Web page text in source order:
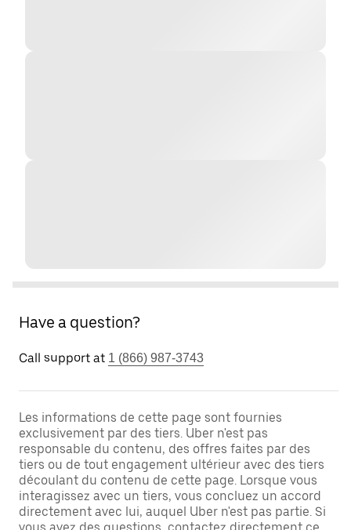
Have a question?
Call support at 1 (866) 987-3743
Les informations de cette page sont fournies
exclusivement par des tiers. Uber n'est pas
responsable du contenu, des offres faites par des
tiers ou de tout engagement ultérieur avec des tiers
découlant du contenu de cette page. Lorsque vous
interagissez avec un tiers, vous concluez un accord
directement avec lui, auquel Uber n'est pas partie. Si